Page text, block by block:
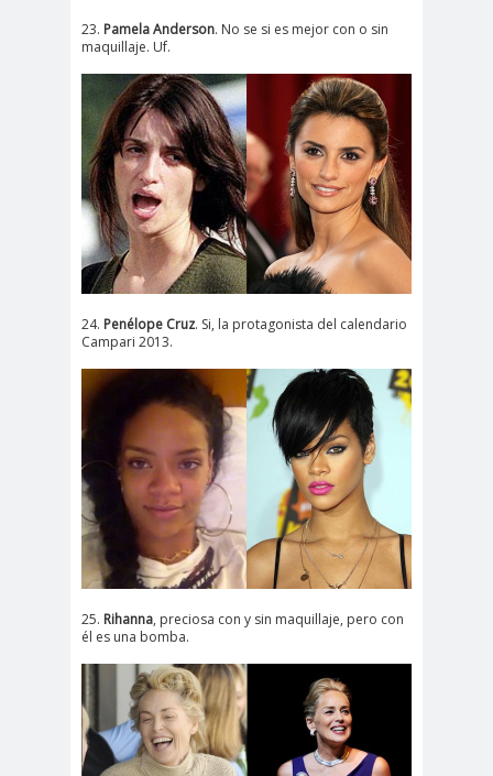
23. Pamela Anderson. No se si es mejor con o sin
maquillaje. Uf.
24. Penélope Cruz. Si, la protagonista del calendario
Campari 2013.
25. Rihanna, preciosa con y sin maquillaje, pero con
él es una bomba.